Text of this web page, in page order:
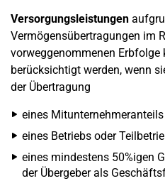
Versorgungsleistungen
Vermögensübertragungen im
vorweggenommenen
berücksichtigt werden, wenn
der Übertragung
eines
eines Betriebs oder
eines mindestens 50%igen
der Übergeber als